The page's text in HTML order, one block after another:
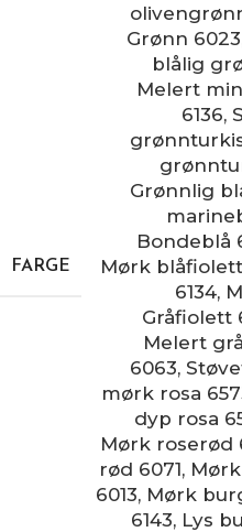
FARGE
Grønn 6023
blålig
Melert
6136,
Grønnlig
Bondeblå
Mørk blåfiolett
6134,
Gråfiolett
Melert
6063,
mørk rosa
dyp rosa
Mørk roserød
rød 6071, Mørk
6013, Mørk
6143, Lys